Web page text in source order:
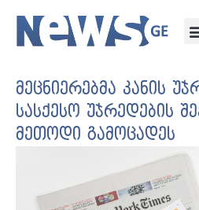
მეცნიერებმა კანის
სასქესო უჯრედების
მეთოდი გამოცადეს